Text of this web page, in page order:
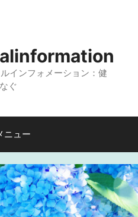
インフォメーション：健
ぐ
ニュー